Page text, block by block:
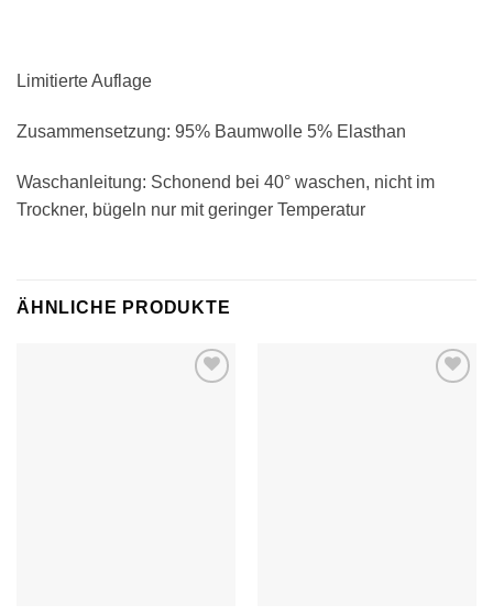
Limitierte Auflage
Zusammensetzung: 95% Baumwolle 5% Elasthan
Waschanleitung: Schonend bei 40° waschen, nicht im
Trockner, bügeln nur mit geringer Temperatur
ÄHNLICHE PRODUKTE